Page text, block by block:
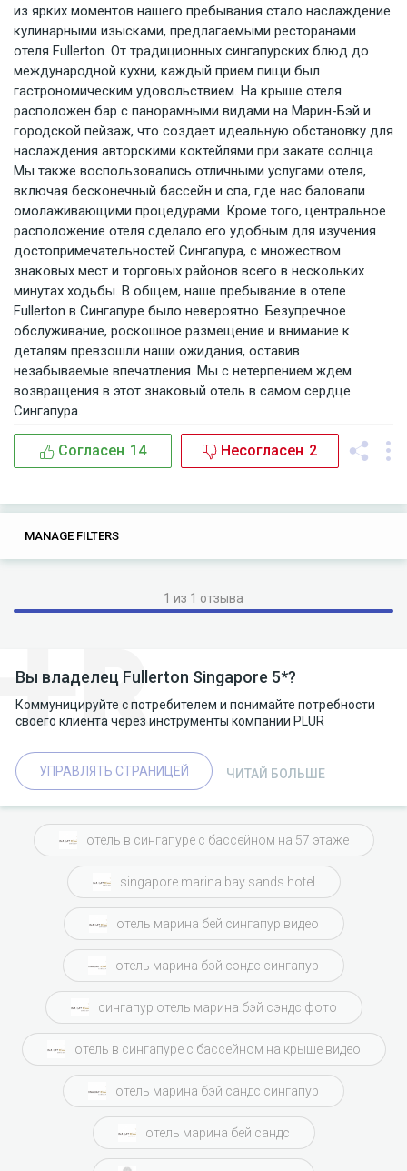
из ярких моментов нашего пребывания стало наслаждение
кулинарными изысками, предлагаемыми ресторанами
отеля Fullerton. От традиционных сингапурских блюд до
международной кухни, каждый прием пищи был
гастрономическим удовольствием. На крыше отеля
расположен бар с панорамными видами на Марин-Бэй и
городской пейзаж, что создает идеальную обстановку для
наслаждения авторскими коктейлями при закате солнца.
Мы также воспользовались отличными услугами отеля,
включая бесконечный бассейн и спа, где нас баловали
омолаживающими процедурами. Кроме того, центральное
расположение отеля сделало его удобным для изучения
достопримечательностей Сингапура, с множеством
знаковых мест и торговых районов всего в нескольких
минутах ходьбы. В общем, наше пребывание в отеле
Fullerton в Сингапуре было невероятно. Безупречное
обслуживание, роскошное размещение и внимание к
деталям превзошли наши ожидания, оставив
незабываемые впечатления. Мы с нетерпением ждем
возвращения в этот знаковый отель в самом сердце
Сингапура.
Согласен 14 Несогласен 2
TAGS 14
hotel hotel singapore views views of
MANAGE FILTERS
1 из 1 отзыва
Вы владелец Fullerton Singapore 5*?
Коммуницируйте с потребителем и понимайте потребности
своего клиента через инструменты компании PLUR
УПРАВЛЯТЬ СТРАНИЦЕЙ ЧИТАЙ БОЛЬШЕ
отель в сингапуре с бассейном на 57 этаже
singapore marina bay sands hotel
отель марина бей сингапур видео
отель марина бэй сэндс сингапур
сингапур отель марина бэй сэндс фото
отель в сингапуре с бассейном на крыше видео
отель марина бэй сандс сингапур
отель марина бей сандс